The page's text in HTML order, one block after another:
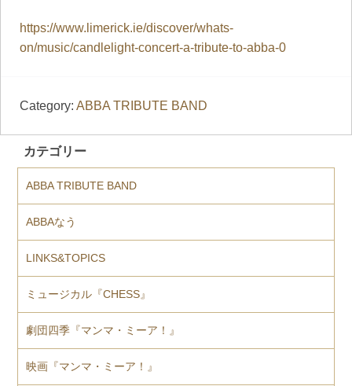
https://www.limerick.ie/discover/whats-
on/music/candlelight-concert-a-tribute-to-abba-0
Category: ABBA TRIBUTE BAND
カテゴリー
ABBA TRIBUTE BAND
ABBAなう
LINKS&TOPICS
ミュージカル『CHESS』
劇団四季『マンマ・ミーア！』
映画『マンマ・ミーア！』